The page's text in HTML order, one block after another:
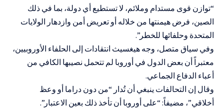
“توازن قوى مستدام وملائم، لا تستطيع أي دولة، بما في ذلك
الصين، فرض هيمنتها من خلاله أو تعريض أمن وازدهار الولايات
المتحدة وحلفائها للخطر”.
وفي سياق متصل، وجه هيغسيث انتقادات إلى الحلفاء الأوروبيين،
معتبراً أن بعض الدول في أوروبا لم تتحمل نصيبها الكافي من
أعباء الدفاع الجماعي.
وقال إن التحالفات ينبغي أن تُدار “من دون دراما أو وعظ
أخلاقي”، مضيفاً: “على أوروبا أن تأخذ ذلك بعين الاعتبار”.